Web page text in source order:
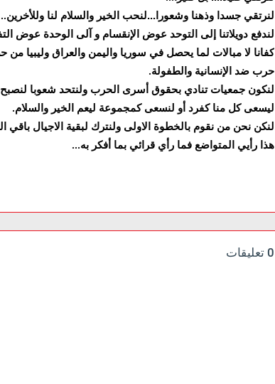
لنرتقي جسدا وذهنا وشعورا...لنحب الخير والسلام لنا وللأخرين..
لندفع دويلاتنا إلى التوحد عوض الإنقسام و آلى الوحدة عوض
كفانا لا مبالات لما يحصل في سوريا واليمن والعراق وليبيا
حرب ضد الإنسانية والطفولة.
لنكون جمعيات تنادي بحقوق أسرى الحرب ولنتحد شعوبا
ليسعى كل منا كفرد أو لنسعى كمجموعة ليعم الخير والسلام.
لنكن نحن من نقوم بالخطوة الاولى ولنترك لبقية الاجيال باقي
هذا رأيي المتواضع فما رأي قرائي بما أفكر به...
0 تعليقات